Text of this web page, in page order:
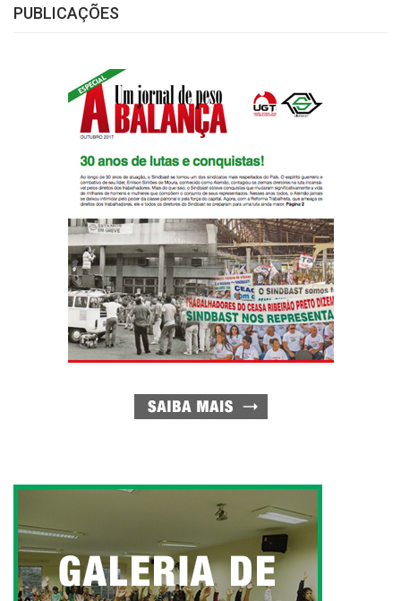
PUBLICAÇÕES